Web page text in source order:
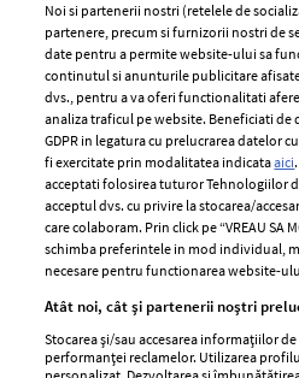
Unul dintre cele mai folosite
aeroporturi din Europa își
închide complet porțile timp
de trei luni. Milioane de
pasageri, afectați
Noi si partenerii nostri (retelele de
partenere, precum si furnizorii nostri de
date pentru a permite website-ului sa
continutul si anunturile publicitare
dvs., pentru a va oferi functionalitati
analiza traficul pe website. Beneficiati de
GDPR in legatura cu prelucrarea datelor
fi exercitate prin modalitatea indicataaici
acceptati folosirea tuturor Tehnologiilor
acceptul dvs. cu privire la stocarea/
care colaboram. Prin click pe “VREAU SA
schimba preferintele in mod individual,
necesare pentru functionarea website-
Atât noi, cât și partenerii noștri
Stocarea și/sau accesarea informațiilor
performanței reclamelor. Utilizarea